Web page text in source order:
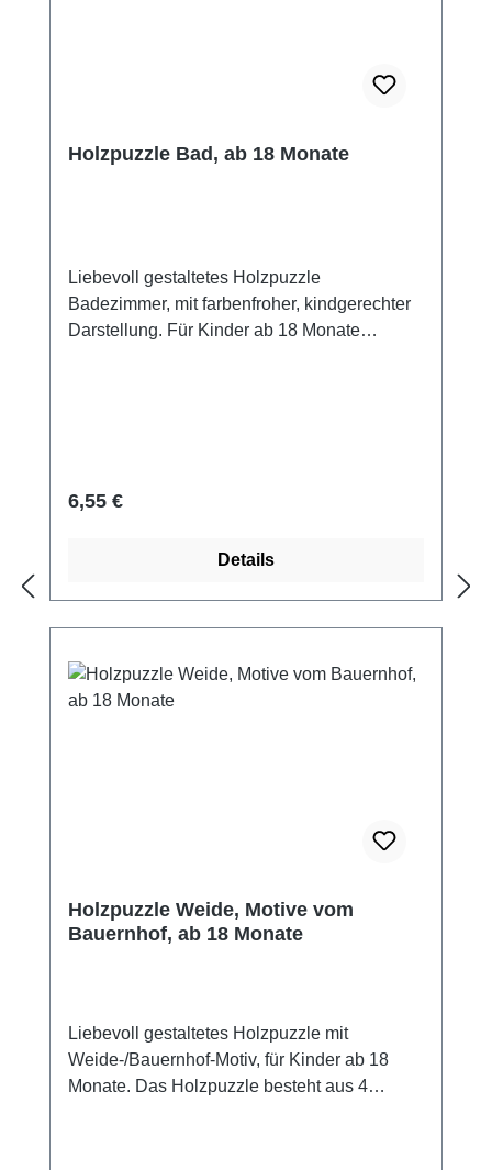
Holzpuzzle Bad, ab 18 Monate
Liebevoll gestaltetes Holzpuzzle
Badezimmer, mit farbenfroher, kindgerechter
Darstellung. Für Kinder ab 18 Monate
Puzzleteile im Brett separat als Figuren
Regulärer Preis:
6,55 €
Details
Holzpuzzle Weide, Motive vom
Bauernhof, ab 18 Monate
Liebevoll gestaltetes Holzpuzzle mit
Weide-/Bauernhof-Motiv, für Kinder ab 18
Monate. Das Holzpuzzle besteht aus 4